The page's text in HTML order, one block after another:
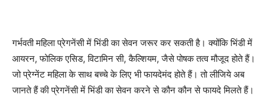
गर्भवती महिला प्रेगनेंसी में भिंडी का सेवन जरूर कर सकती है। क्योंकि भिंडी में
आयरन, फोलिक एसिड, विटामिन सी, कैल्शियम, जैसे पोषक तत्व मौजूद होते हैं।
जो प्रेग्नेंट महिला के साथ बच्चे के लिए भी फायदेमंद होते हैं। तो लीजिये अब
जानते हैं की प्रेगनेंसी में भिंडी का सेवन करने से कौन कौन से फायदे मिलते हैं।